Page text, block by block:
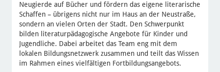
Neugierde auf Bücher und fördern das eigene literarische
Schaffen – übrigens nicht nur im Haus an der Neustraße,
sondern an vielen Orten der Stadt. Den Schwerpunkt
bilden literaturpädagogische Angebote für Kinder und
Jugendliche. Dabei arbeitet das Team eng mit dem
lokalen Bildungsnetzwerk zusammen und teilt das Wissen
im Rahmen eines vielfältigen Fortbildungsangebots.